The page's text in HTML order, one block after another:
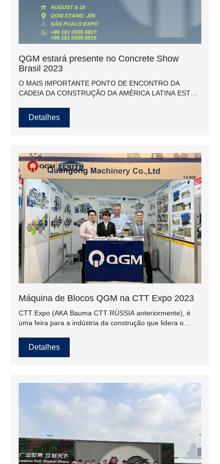
QGM estará presente no Concrete Show
Brasil 2023
O MAIS IMPORTANTE PONTO DE ENCONTRO DA
CADEIA DA CONSTRUÇÃO DA AMÉRICA LATINA ESTÁ
Detalhes
Máquina de Blocos QGM na CTT Expo 2023
CTT Expo (AKA Bauma CTT RÚSSIA anteriormente), é
uma feira para a indústria da construção que lidera o
Leste. Ele fornece uma ampla gama de ideias inovadoras
e tecnologia avançada em equipamentos de construção,
construção e materiais de construção e tomadores de
decisão em compras. Sua internacionalização tornou-se
uma plataforma de informação crítica para empresas
Detalhes